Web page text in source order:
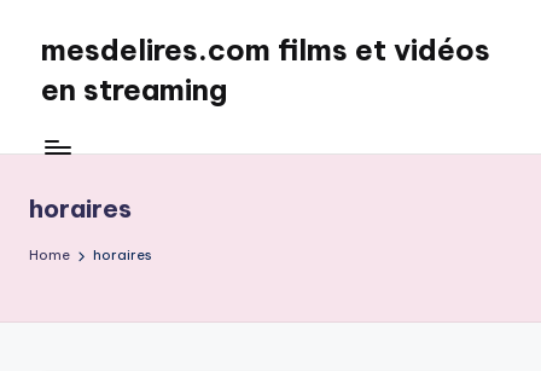
content
mesdelires.com films et vidéos
en streaming
:
et
complet
français
horaires
Home horaires